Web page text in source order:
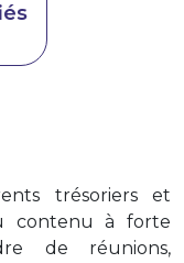
trésoriers et
contenu à forte
de réunions,